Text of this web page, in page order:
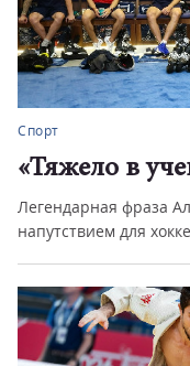
Спорт
«Тяжело в
Легендарная фраза
напутствием для